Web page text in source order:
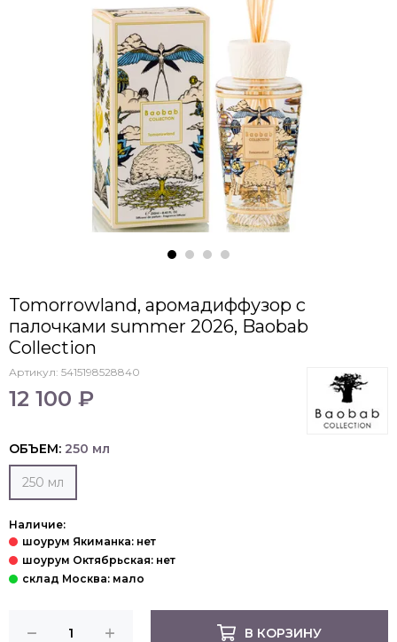
Tomorrowland, аромадиффузор с
палочками summer 2026, Baobab
Collection
Артикул: 5415198528840
12 100 ₽
ОБЪЕМ: 250 мл
250 мл
Наличие:
В КОРЗИНУ